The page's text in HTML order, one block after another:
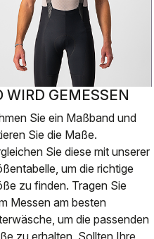
WIRD GEMESSEN
Sie ein Maßband und
Sie die Maße.
Sie diese mit unserer
um die richtige
zu finden. Tragen Sie
Messen am besten
um die passenden
zu erhalten. Sollten Ihre